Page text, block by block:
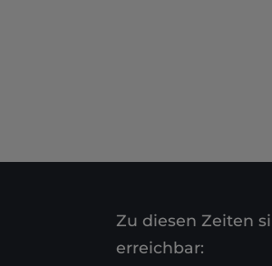
Zu diesen Zeiten
erreichbar: